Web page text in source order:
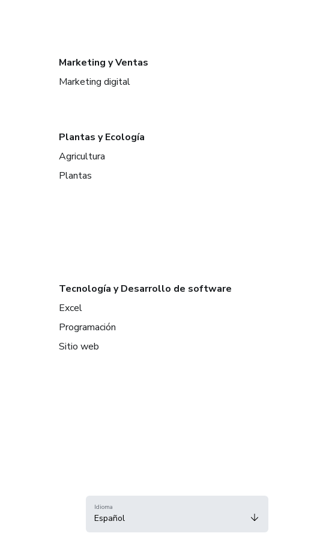
Marketing y Ventas
Marketing digital
Plantas y Ecología
Agricultura
Plantas
Tecnología y Desarrollo de software
Excel
Programación
Sitio web
Idioma
Español